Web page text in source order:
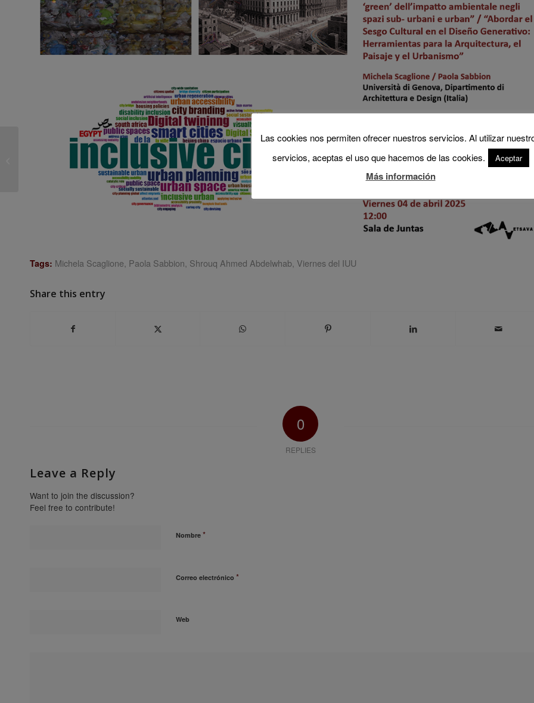
Tags: Michela Scaglione Paola Sabbion Shrouq Ahmed Abdelwhab Viernes del IUU
Share this entry
0
REPLIES
Leave a Reply
Want to join the discussion?
Feel free to contribute!
Nombre *
Correo electrónico *
Web
Oferta de puesto de
al proyecto Urban
Las cookies nos permiten ofrecer nuestros servicios. Al utilizar
servicios, aceptas el uso que hacemos de las cookies.
Aceptar
Más información